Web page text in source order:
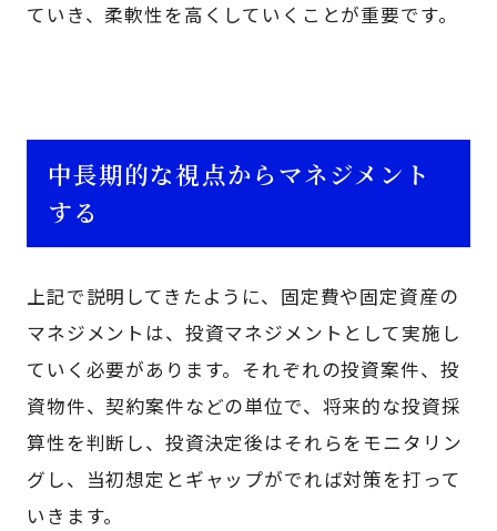
ていき、柔軟性を高くしていくことが重要です。
中長期的な視点からマネジメント
する
上記で説明してきたように、固定費や固定資産の
マネジメントは、投資マネジメントとして実施し
ていく必要があります。それぞれの投資案件、投
資物件、契約案件などの単位で、将来的な投資採
算性を判断し、投資決定後はそれらをモニタリン
グし、当初想定とギャップがでれば対策を打って
いきます。